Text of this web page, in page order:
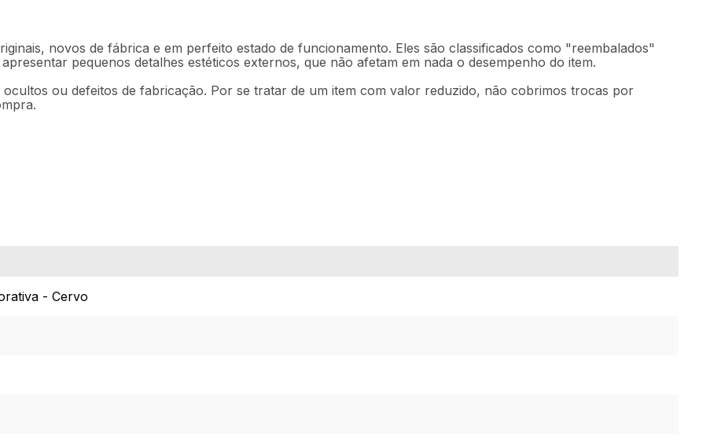
novos de fábrica e em perfeito estado de funcionamento. Eles são classificados como "reembalados"
pequenos detalhes estéticos externos, que não afetam em nada o desempenho do item.
ou defeitos de fabricação. Por se tratar de um item com valor reduzido, não cobrimos trocas por
- Cervo